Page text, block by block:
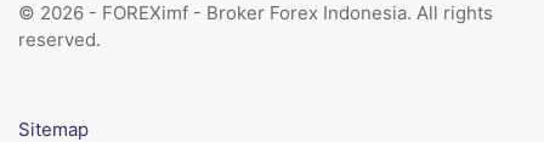
© 2026 - FOREXimf - Broker Forex Indonesia. All rights
reserved.
Sitemap